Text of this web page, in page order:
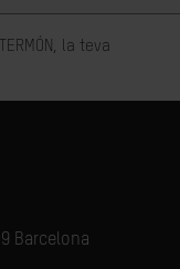
la teva
Barcelona